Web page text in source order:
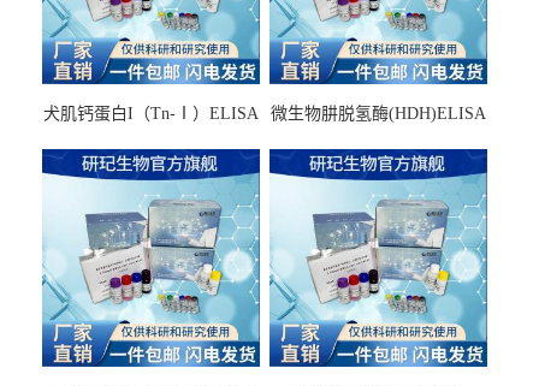
犬肌钙蛋白I（Tn-Ⅰ）ELISA
微生物肼脱氢酶(HDH)ELISA